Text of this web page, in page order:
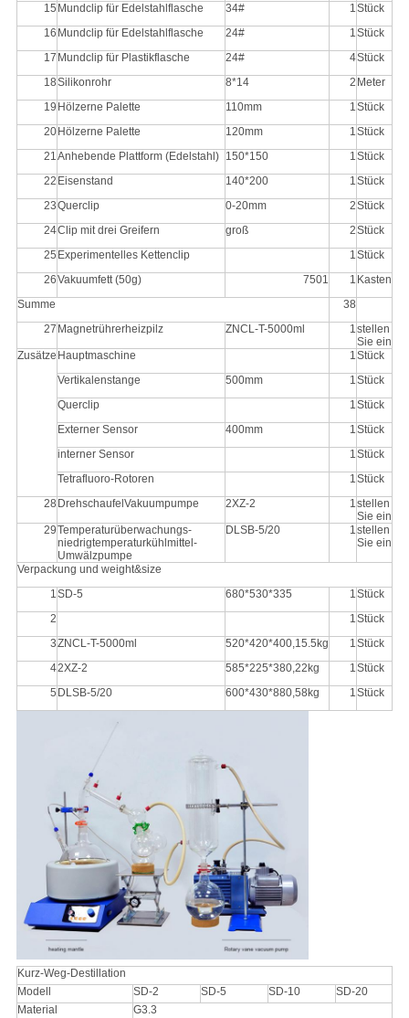
15 Mundclip für Edelstahlflasche 34# 1Stück
16 Mundclip für Edelstahlflasche 24# 1Stück
17 Mundclip für Plastikflasche 24# 4Stück
18Silikonrohr 8*14 2 Meter
19 Hölzerne Palette 110mm 1Stück
20 Hölzerne Palette 120mm 1Stück
21Anhebende Plattform (Edelstahl) 150*150 1Stück
22 Eisenstand 140*200 1Stück
23Querclip 0-20mm 2Stück
24Clip mit drei Greifern groß 2Stück
25 Experimentelles Kettenclip 1Stück
26Vakuumfett (50g) 7501 1 Kasten
Summe
38
27 Magnetrührerheizpilz ZNCL-T-5000ml 1stellen
Sie ein
Zusätze Hauptmaschine 1Stück
Vertikalenstange
500mm 1Stück
Querclip
1Stück
Externer Sensor
400mm 1Stück
interner Sensor
1Stück
Tetrafluoro-Rotoren
1Stück
28 DrehschaufelVakuumpumpe 2XZ-2 1stellen
Sie ein
29Temperaturüberwachungs-
niedrigtemperaturkühlmittel-
Umwälzpumpe
DLSB-5/20 1stellen
Sie ein
Verpackung und weight&size
1SD-5 680*530*335 1Stück
2
1Stück
3ZNCL-T-5000ml 520*420*400,15.5kg 1Stück
42XZ-2 585*225*380,22kg 1Stück
5 DLSB-5/20 600*430*880,58kg 1Stück
Kurz-Weg-Destillation
Modell
SD-2 SD-5 SD-10
SD-20
Material
G3.3